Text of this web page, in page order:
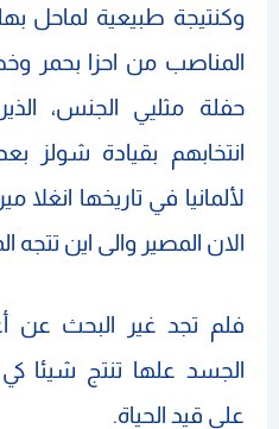
وكنتيجة طبيعية لماحل
المناصب من احزا بحمر
حفلة مثليي الجنس،
انتخابهم بقيادة
لألمانيا في تاريخها
الان المصير والى اين تتجه
فلم تجد غير البحث عن
الجسد علها تنتج شيئا كي
على قيد الحياة.